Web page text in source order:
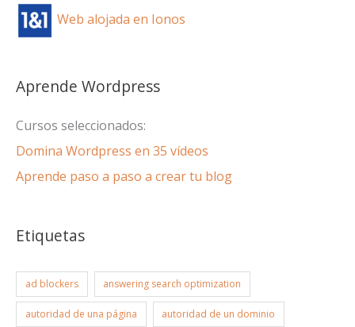
Web alojada en Ionos
Aprende Wordpress
Cursos seleccionados:
Domina Wordpress en 35 vídeos
Aprende paso a paso a crear tu blog
Etiquetas
ad blockers answering search optimization
autoridad de una página autoridad de un dominio